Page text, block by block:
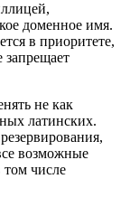
доменное имя.
в приоритете,
запрещает
не как
латинских.
возможные
числе